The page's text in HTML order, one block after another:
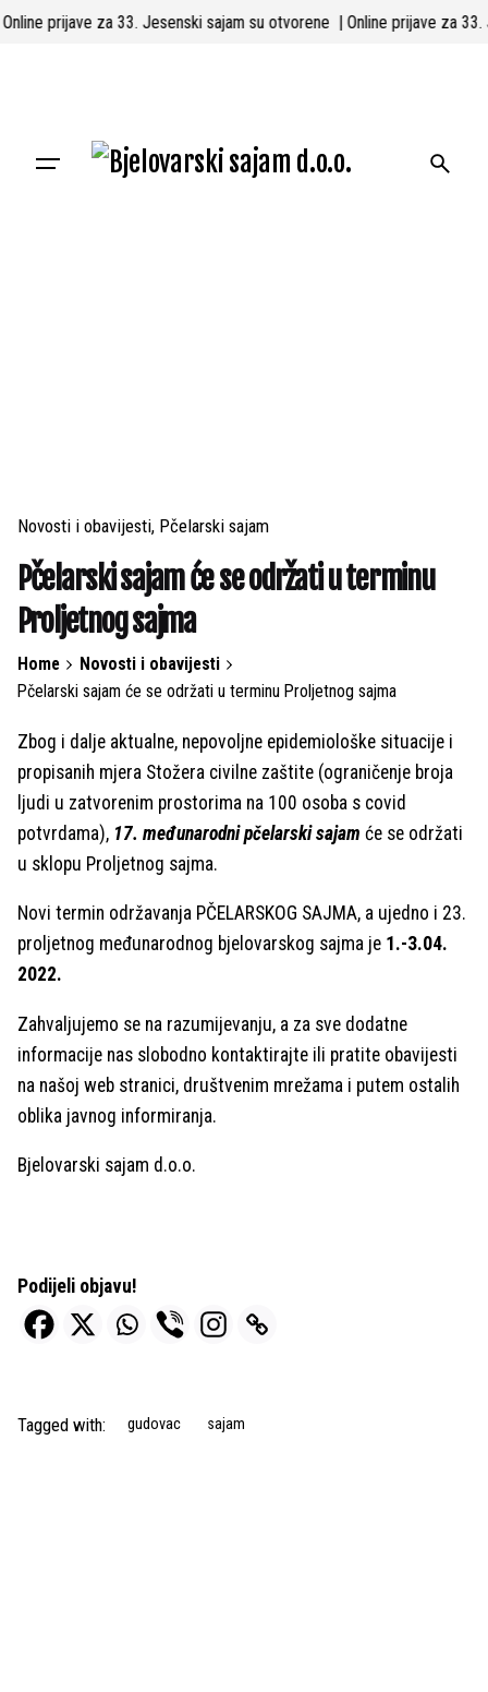
Skip
Online prijave za 33. Jesenski sajam su otvorene | Online prijave za
Novosti i obavijesti Pčelarski sajam
Pčelarski sajam će se održati u terminu
Proljetnog sajma
Home
Novosti i obavijesti
Pčelarski sajam će se održati u terminu Proljetnog sajma
Zbog i dalje aktualne, nepovoljne epidemiološke situacije i
propisanih mjera Stožera civilne zaštite (ograničenje broja
ljudi u zatvorenim prostorima na 100 osoba s covid
potvrdama), 17. međunarodni pčelarski sajam će se održati
u sklopu Proljetnog sajma.
Novi termin održavanja PČELARSKOG SAJMA, a ujedno i 23.
proljetnog međunarodnog bjelovarskog sajma je 1.-3.04.
2022.
Zahvaljujemo se na razumijevanju, a za sve dodatne
informacije nas slobodno kontaktirajte ili pratite obavijesti
na našoj web stranici, društvenim mrežama i putem ostalih
oblika javnog informiranja.
Bjelovarski sajam d.o.o.
Podijeli objavu!
Tagged with: gudovac sajam